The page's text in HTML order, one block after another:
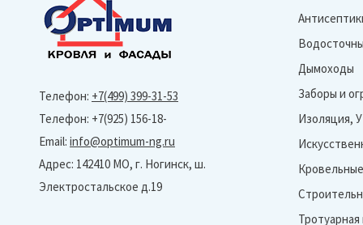
Телефон: +7(499) 399-31-53
Телефон: +7(925) 156-18-
Email: info@optimum-ng.ru
Адрес: 142410 МО, г. Ногинск, ш.
Электростальское д.19
Дымоходы
Заборы и
Изоляция,
Тротуарная